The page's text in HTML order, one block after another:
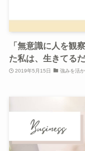
「無意識に人を観
た私は、生きてる
2019年5月15日 強みを活